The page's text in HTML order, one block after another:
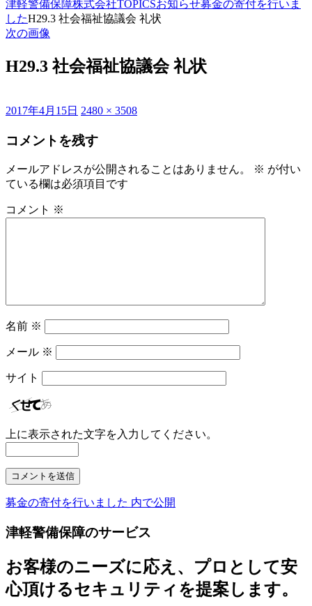
津軽警備保障株式会社TOPICSお知らせ募金の寄付を行いま
したH29.3 社会福祉協議会 礼状
次の画像
H29.3 社会福祉協議会 礼状
投
日:
2017年4月15日 フ
サ
ズ
2480 × 3508
コメントを残す
メールアドレスが公開されることはありません。 ※ が付い
ている欄は必須項目です
コメント ※
名前 ※
メール ※
サイト
上に表示された文字を入力してください。
投
稿
ビ
ゲ
募金の寄付を行いました 内で公開
津軽警備保障のサービス
お客様のニーズに応え、プロとして安
心頂けるセキュリティを提案します。